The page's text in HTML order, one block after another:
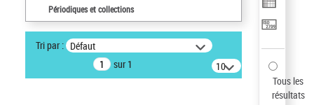
Périodiques et collections
Tri par : Défaut
sur 1
10
résultats/page
Tous les
résultats